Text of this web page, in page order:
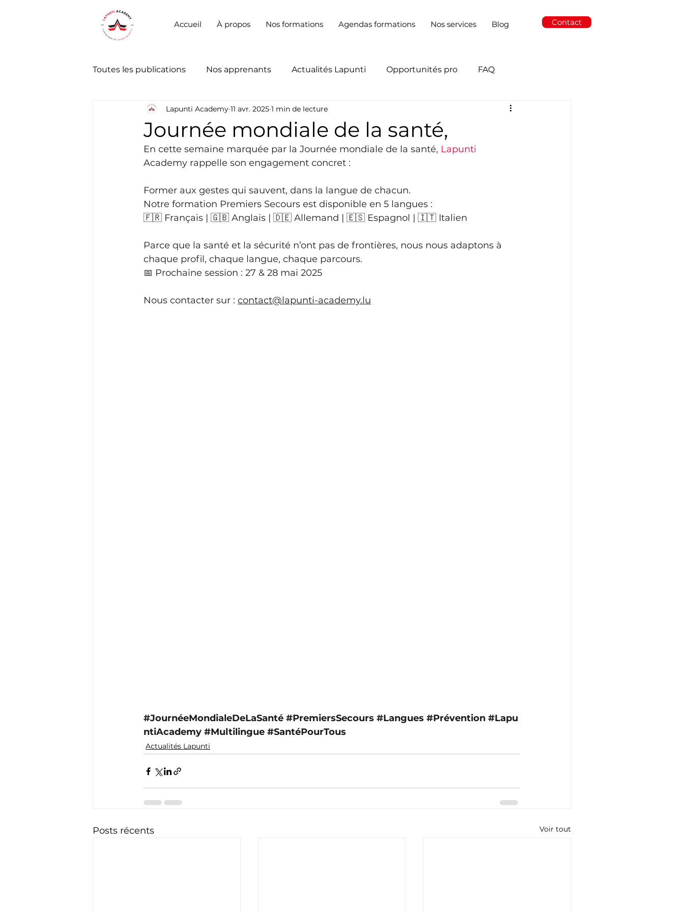
Accueil À propos Nos formations Agendas formations Nos services Blog Contact
Toutes les publications Nos apprenants Actualités Lapunti Opportunités pro FAQ
Journée mondiale de la santé,
Lapunti Academy 11 avr. 2025 1 min de lecture
En cette semaine marquée par la Journée mondiale de la santé, Lapunti
Academy rappelle son engagement concret :
Former aux gestes qui sauvent, dans la langue de chacun.
Notre formation Premiers Secours est disponible en 5 langues :
🇫🇷 Français | 🇬🇧 Anglais | 🇩🇪 Allemand | 🇪🇸 Espagnol | 🇮🇹 Italien
Parce que la santé et la sécurité n’ont pas de frontières, nous nous adaptons à
chaque profil, chaque langue, chaque parcours.
📅 Prochaine session : 27 & 28 mai 2025
Nous contacter sur : contact@lapunti-academy.lu
#JournéeMondialeDeLaSanté #PremiersSecours #Langues #Prévention #Lapu
ntiAcademy #Multilingue #SantéPourTous
Actualités Lapunti
Posts récents Voir tout